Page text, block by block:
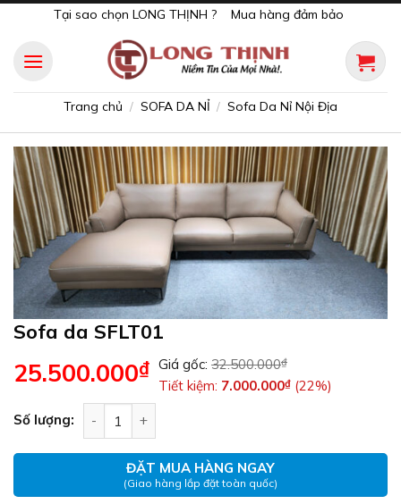
content
Tại sao chọn LONG THỊNH ? Mua hàng đảm bảo
Trang chủ / SOFA DA NỈ / Sofa Da Nỉ Nội Địa
Sofa da SFLT01
25.500.000₫ Giá gốc: 32.500.000₫
Tiết kiệm: 7.000.000₫ (22%)
Số lượng:
ĐẶT MUA HÀNG NGAY
(Giao hàng lắp đặt toàn quốc)